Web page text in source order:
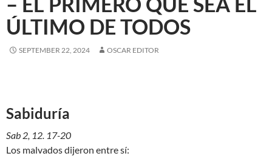
ÚLTIMO DE TODOS
SEPTEMBER 22, 2024 OSCAR EDITOR
Sabiduría
Sab 2, 12. 17-20
Los malvados dijeron entre sí: